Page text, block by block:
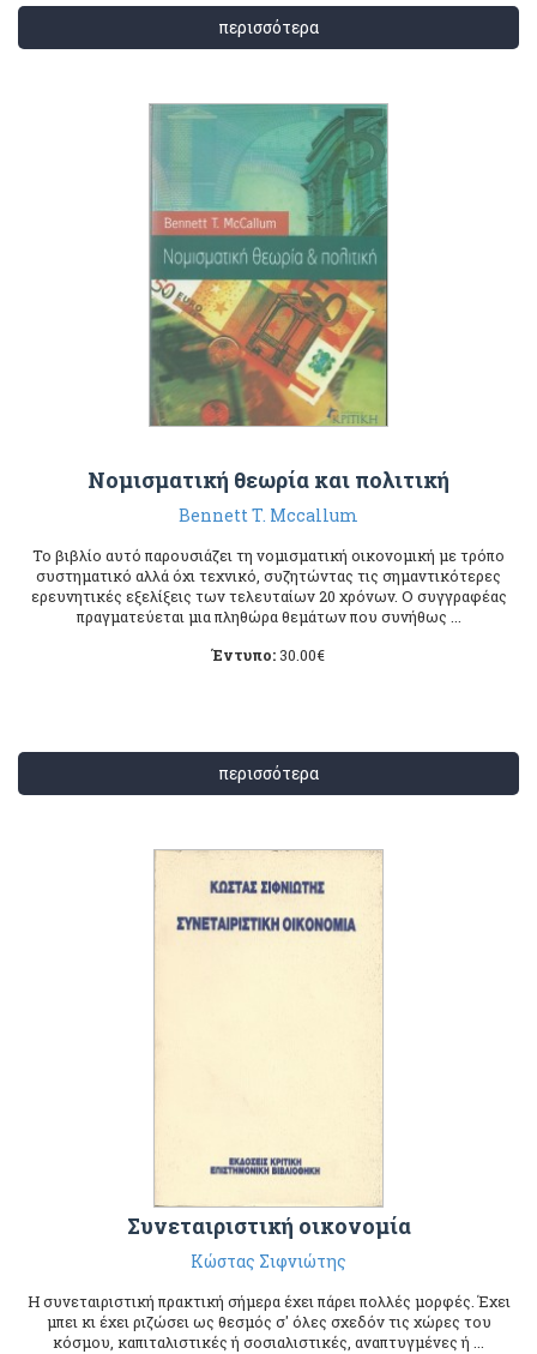
περισσότερα
Νομισματική θεωρία και πολιτική
Bennett T. Mccallum
Το βιβλίο αυτό παρουσιάζει τη νομισματική οικονομική με τρόπο
συστηματικό αλλά όχι τεχνικό, συζητώντας τις σημαντικότερες
ερευνητικές εξελίξεις των τελευταίων 20 χρόνων. Ο συγγραφέας
πραγματεύεται μια πληθώρα θεμάτων που συνήθως ...
Έντυπο: 30.00€
περισσότερα
Συνεταιριστική οικονομία
Κώστας Σιφνιώτης
H συνεταιριστική πρακτική σήμερα έχει πάρει πολλές μορφές. Έχει
μπει κι έχει ριζώσει ως θεσμός σ' όλες σχεδόν τις χώρες του
κόσμου, καπιταλιστικές ή σοσιαλιστικές, αναπτυγμένες ή ...